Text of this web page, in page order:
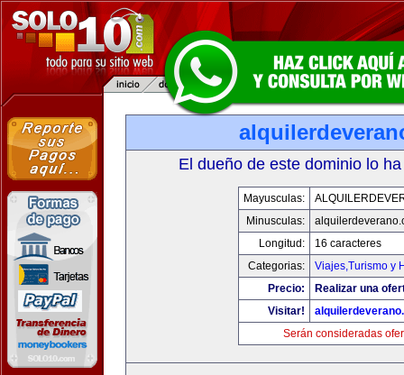
El dueño de este dominio lo
Mayusculas:
Minusculas:
Longitud:
16 caracteres
Categorias:
Viajes,Turismo y
Precio:
Realizar una
Visitar!
Serán consideradas